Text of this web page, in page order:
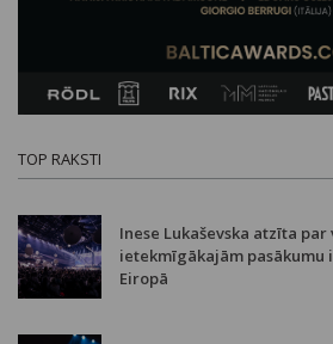
TOP RAKSTI
Inese Lukaševska atzīta par
ietekmīgākajām pasākumu
Eiropā